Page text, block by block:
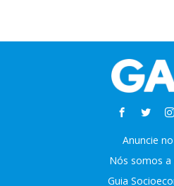
Anuncie
Nós somos a
Guia